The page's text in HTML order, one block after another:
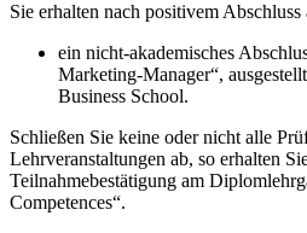
Sie erhalten nach positivem
ein nicht-akademisches
Marke­ting-Manager“,
Business School.
Schließen Sie keine oder nicht alle
Lehrver­anstaltungen ab, so erhalten
Teilnahmebe­stätigung am
Competences“.